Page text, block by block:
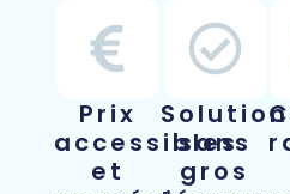
Prix
accessibles
et
sans
gros